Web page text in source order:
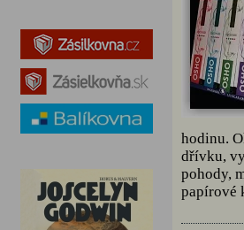
hodinu.
dřívku,
pohody,
papírové